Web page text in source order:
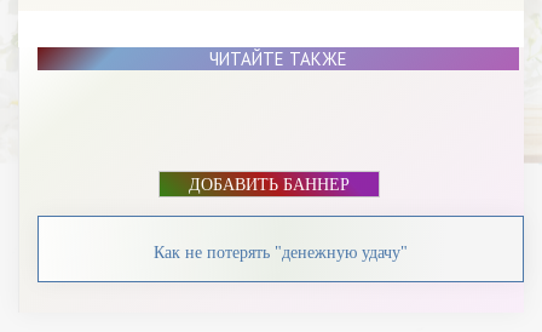
ЧИТАЙТЕ ТАКЖЕ
ДОБАВИТЬ БАННЕР
Как не потерять "денежную удачу"